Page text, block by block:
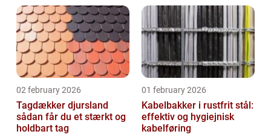
02 february 2026
Tagdækker djursland
sådan får du et stærkt og
holdbart tag
01 february 2026
Kabelbakker i rustfrit stål:
effektiv og hygiejnisk
kabelføring